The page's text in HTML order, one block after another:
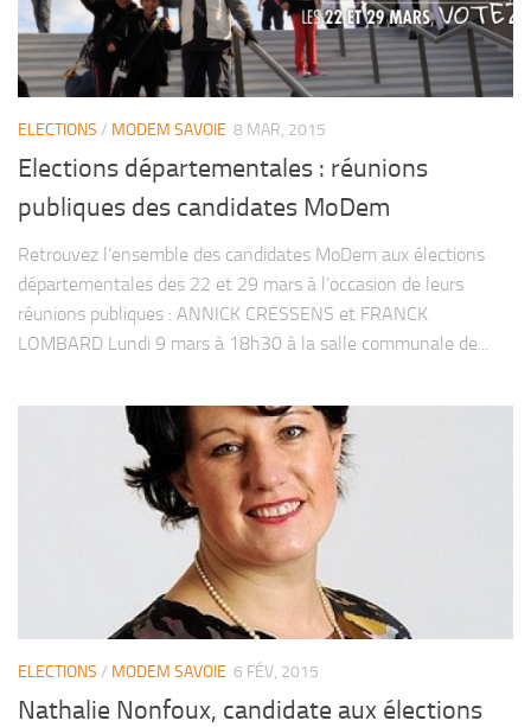
ELECTIONS / MODEM SAVOIE 8 MAR, 2015
Elections départementales : réunions
publiques des candidates MoDem
Retrouvez l’ensemble des candidates MoDem aux élections
départementales des 22 et 29 mars à l’occasion de leurs
réunions publiques : ANNICK CRESSENS et FRANCK
LOMBARD Lundi 9 mars à 18h30 à la salle communale de...
ELECTIONS / MODEM SAVOIE 6 FÉV, 2015
Nathalie Nonfoux, candidate aux élections